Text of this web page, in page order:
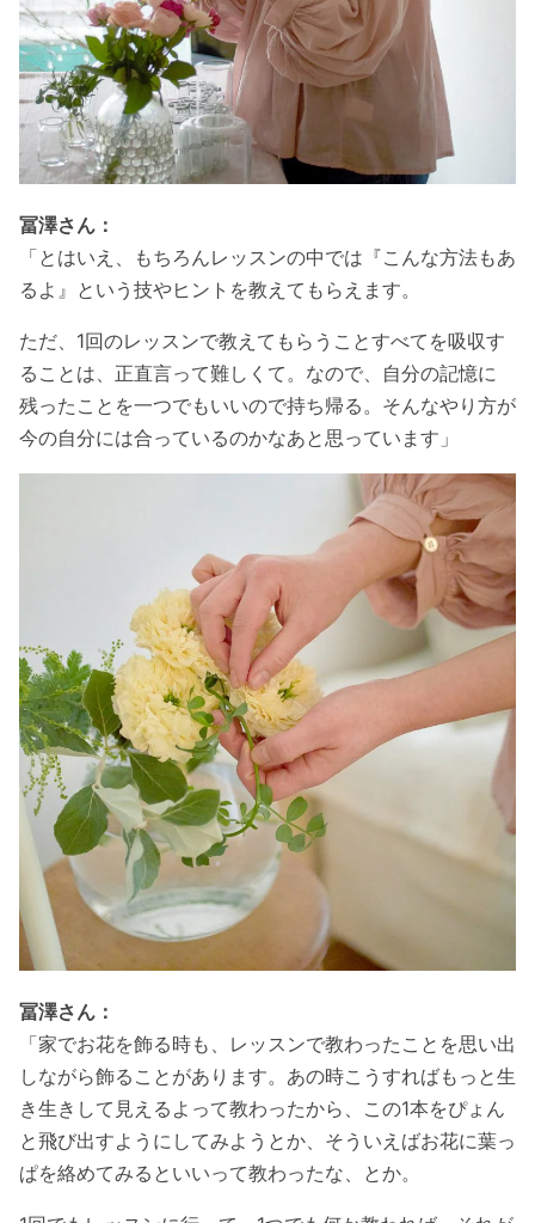
冨澤さん：
「とはいえ、もちろんレッスンの中では『こんな方法もあ
るよ』という技やヒントを教えてもらえます。
ただ、1回のレッスンで教えてもらうことすべてを吸収す
ることは、正直言って難しくて。なので、自分の記憶に
残ったことを一つでもいいので持ち帰る。そんなやり方が
今の自分には合っているのかなあと思っています」
冨澤さん：
「家でお花を飾る時も、レッスンで教わったことを思い出
しながら飾ることがあります。あの時こうすればもっと生
き生きして見えるよって教わったから、この1本をぴょん
と飛び出すようにしてみようとか、そういえばお花に葉っ
ぱを絡めてみるといいって教わったな、とか。